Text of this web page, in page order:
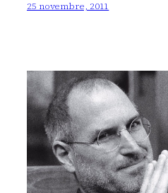
25 novembre, 2011